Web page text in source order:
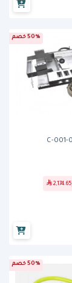
50% خصم
2,174.65
50% خصم